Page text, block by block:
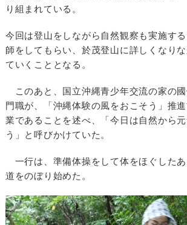
り組まれている。
今回は登山をしながら自然観察も実施す
師をしてもらい、於茂登山に詳しくなり
ていくこととなる。
このあと、国立沖縄青少年交流の家の
門職が、「沖縄体験の風をおこそう」推
業であることを述べ、「今日は自然から
う」と呼びかけていた。
一行は、準備体操をして体をほぐした
道をのぼり始めた。